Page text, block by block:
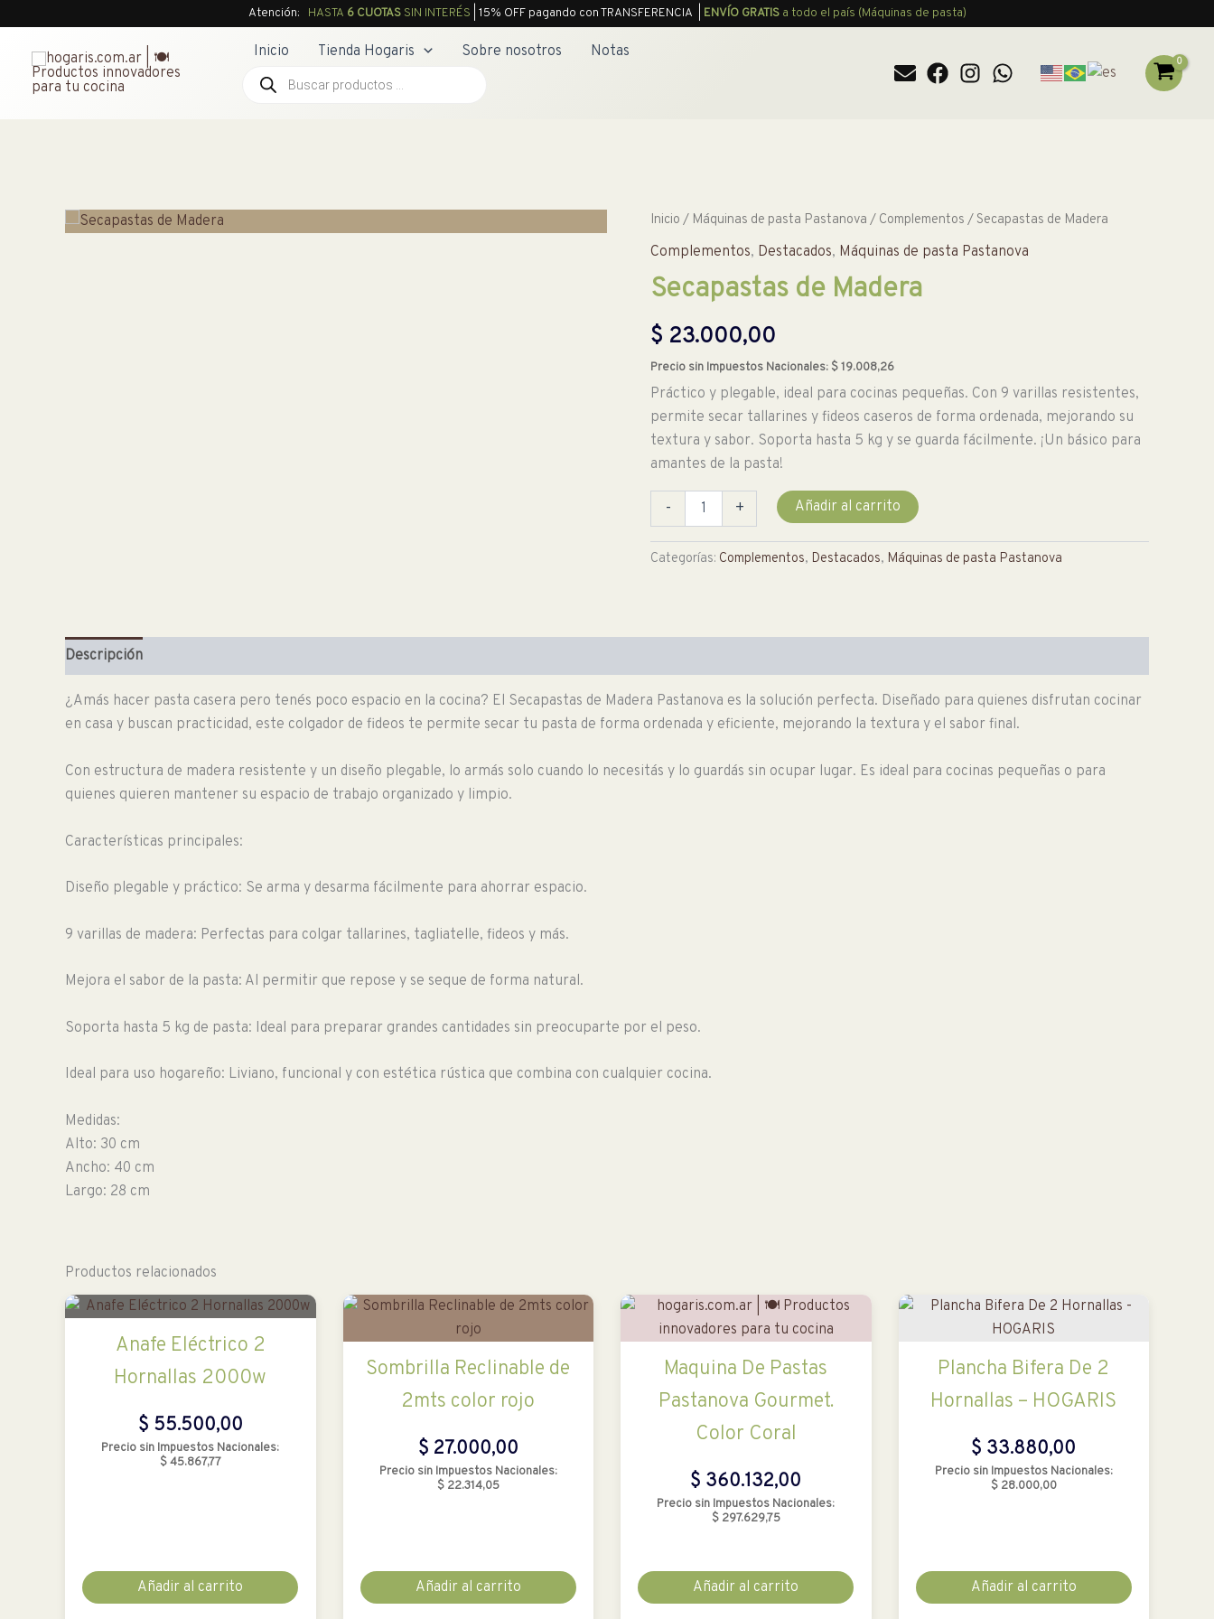
contenido
Atención: HASTA 6 CUOTASSIN INTERÉS | 15% OFF pagando con TRANSFERENCIA | ENVÍO GRATISa todo el país (Máquinas de pasta)
Inicio Tienda Hogaris Sobre nosotros Notas
Búsqueda
Inicio / Máquinas de pasta Pastanova / Complementos / Secapastas de Madera
Complementos, Destacados, Máquinas de pasta Pastanova
Secapastas de Madera
$ 23.000,00
Precio sin Impuestos Nacionales: $19.008,26
Práctico y plegable, ideal para cocinas pequeñas. Con 9 varillas resistentes,
permite secar tallarines y fideos caseros de forma ordenada, mejorando su
textura y sabor. Soporta hasta 5 kg y se guarda fácilmente. ¡Un básico para
amantes de la pasta!
-
Secapastas
cantidad
+ Añadir al carrito
Categorías: Complementos, Destacados, Máquinas de pasta Pastanova
Descripción
¿Amás hacer pasta casera pero tenés poco espacio en la cocina? El Secapastas de Madera Pastanova es la solución perfecta. Diseñado para quienes disfrutan cocinar
en casa y buscan practicidad, este colgador de fideos te permite secar tu pasta de forma ordenada y eficiente, mejorando la textura y el sabor final.
Con estructura de madera resistente y un diseño plegable, lo armás solo cuando lo necesitás y lo guardás sin ocupar lugar. Es ideal para cocinas pequeñas o para
quienes quieren mantener su espacio de trabajo organizado y limpio.
Características principales:
Diseño plegable y práctico: Se arma y desarma fácilmente para ahorrar espacio.
9 varillas de madera: Perfectas para colgar tallarines, tagliatelle, fideos y más.
Mejora el sabor de la pasta: Al permitir que repose y se seque de forma natural.
Soporta hasta 5 kg de pasta: Ideal para preparar grandes cantidades sin preocuparte por el peso.
Ideal para uso hogareño: Liviano, funcional y con estética rústica que combina con cualquier cocina.
Medidas:
Alto: 30 cm
Ancho: 40 cm
Largo: 28 cm
Productos relacionados
Anafe Eléctrico 2
Hornallas 2000w
$ 55.500,00
Precio sin Impuestos Nacionales:
$45.867,77
Añadir al carrito
Sombrilla Reclinable de
2mts color rojo
$ 27.000,00
Precio sin Impuestos Nacionales:
$22.314,05
Añadir al carrito
Maquina De Pastas
Pastanova Gourmet.
Color Coral
$ 360.132,00
Precio sin Impuestos Nacionales:
$297.629,75
Añadir al carrito
Plancha Bifera De 2
Hornallas – HOGARIS
$ 33.880,00
Precio sin Impuestos Nacionales:
$28.000,00
Añadir al carrito